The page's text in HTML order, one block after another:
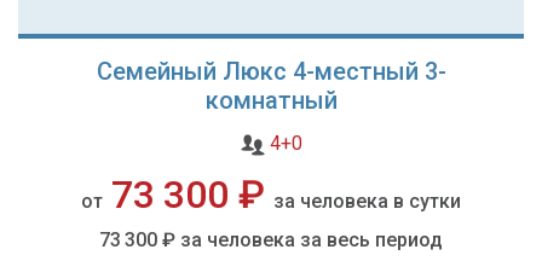
Семейный Люкс 4-местный 3-
комнатный
4+0
от 73 300 ₽ за человека в сутки
73 300 ₽ за человека за весь период